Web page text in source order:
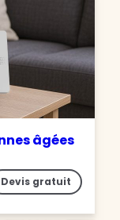
âgées
Devis gratuit